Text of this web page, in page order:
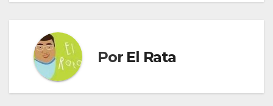
Por El Rata